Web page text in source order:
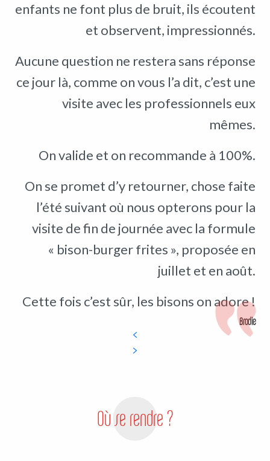
enfants ne font plus de bruit, ils écoutent
et observent, impressionnés.
Aucune question ne restera sans réponse
ce jour là, comme on vous l’a dit, c’est une
visite avec les professionnels eux
mêmes.
On valide et on recommande à 100%.
On se promet d’y retourner, chose faite
l’été suivant où nous opterons pour la
visite de fin de journée avec la formule
« bison-burger frites », proposée en
juillet et en août.
Cette fois c’est sûr, les bisons on adore !
Brodie
Où se rendre ?